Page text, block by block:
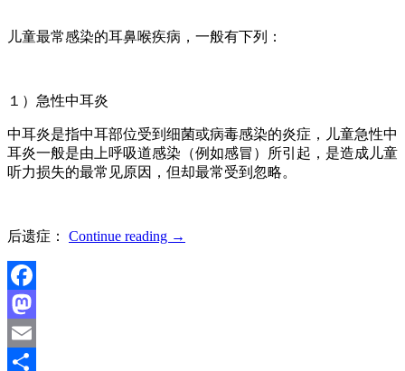
儿童最常感染的耳鼻喉疾病，一般有下列：
１）急性中耳炎
中耳炎是指中耳部位受到细菌或病毒感染的炎症，儿童急性中
耳炎一般是由上呼吸道感染（例如感冒）所引起，是造成儿童
听力损失的最常见原因，但却最常受到忽略。
后遗症： Continue reading →
Facebook
Mastodon
Email